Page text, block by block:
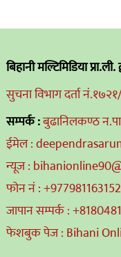
बिहानी मल्टिमिडिया प्रा.ली.
सुचना विभाग दर्ता
सम्पर्क :बुढानिलकण्ठ
ईमेल :
न्यूज :
फोन नं :
जापान सम्पर्क :
फेशबुक पेज : Bihani